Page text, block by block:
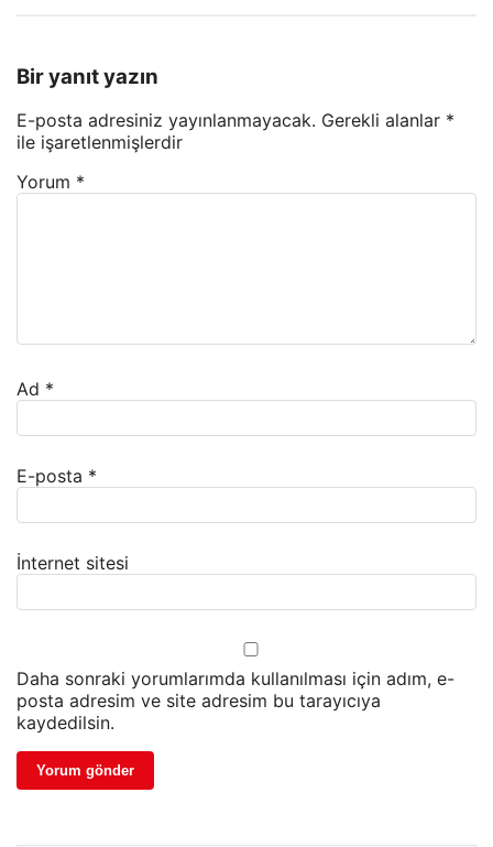
Bir yanıt yazın
E-posta adresiniz yayınlanmayacak. Gerekli alanlar *
ile işaretlenmişlerdir
Yorum *
Ad *
E-posta *
İnternet sitesi
Daha sonraki yorumlarımda kullanılması için adım, e-
posta adresim ve site adresim bu tarayıcıya
kaydedilsin.